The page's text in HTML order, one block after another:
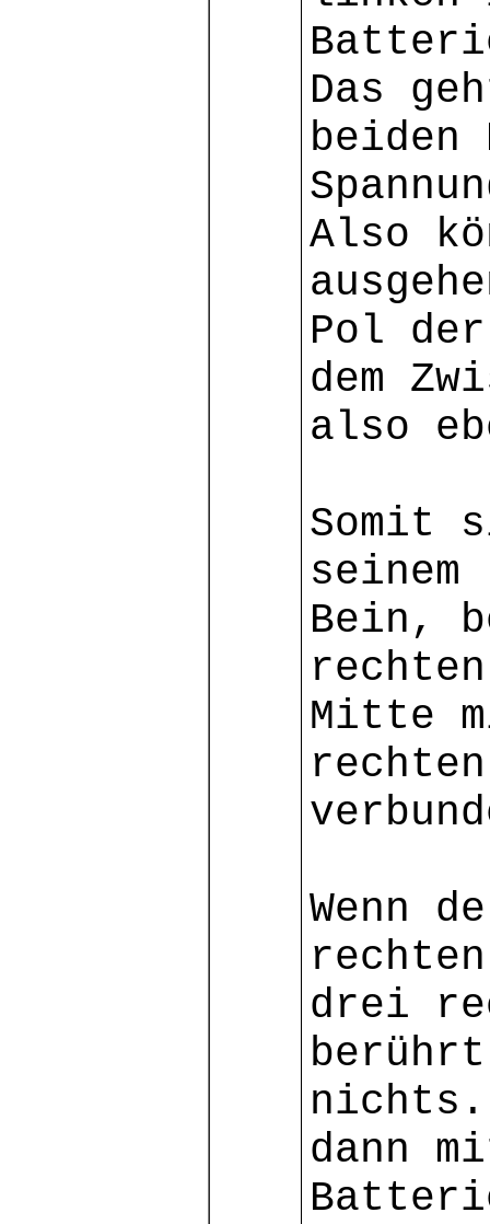
Das
Also
Pol
dem
also
Somit
Bein,
Mitte
Wenn
drei
nichts.
dann